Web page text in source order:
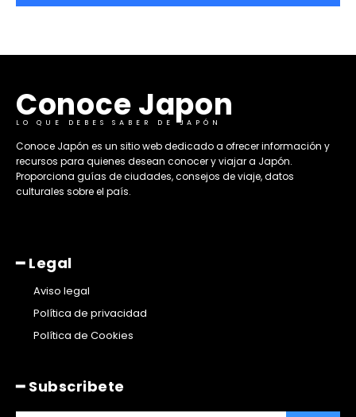
Conoce Japon
LO QUE DEBES SABER DE JAPÓN
​Conoce Japón es un sitio web dedicado a ofrecer información y
recursos para quienes desean conocer y viajar a Japón.
Proporciona guías de ciudades, consejos de viaje, datos
culturales sobre el país. ​
━ Legal
Aviso legal
Política de privacidad
Política de Cookies
━ Subscribete